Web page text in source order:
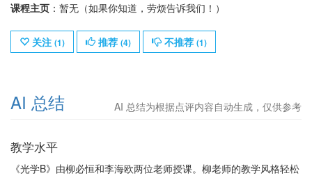
课程主页 ：暂无（如果你知道，劳烦告诉我们！）
关注 (1) 推荐 (4) 不推荐 (1)
AI 总结 AI 总结为根据点评内容自动生成，仅供参考
教学水平
《光学B》由柳必恒和李海欧两位老师授课。柳老师的教学风格轻松